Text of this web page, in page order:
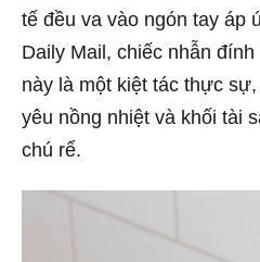
tế đều va vào ngón tay áp
Daily Mail, chiếc nhẫn
này là một kiệt tác thực
yêu nồng nhiệt và khối tài
chú rể.